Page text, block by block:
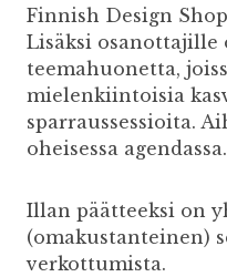
Finnish Design
Lisäksi
teemahuonetta,
mielenkiintoisia
sparraussessioita.
oheisessa agendassa.
Illan päätteeksi on
(omakustanteinen)
verkottumista.